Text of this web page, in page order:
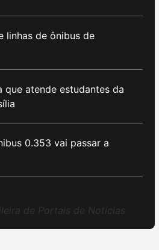
linhas de ônibus de
que atende estudantes da
0.353 vai passar a
de Portais de Notícias